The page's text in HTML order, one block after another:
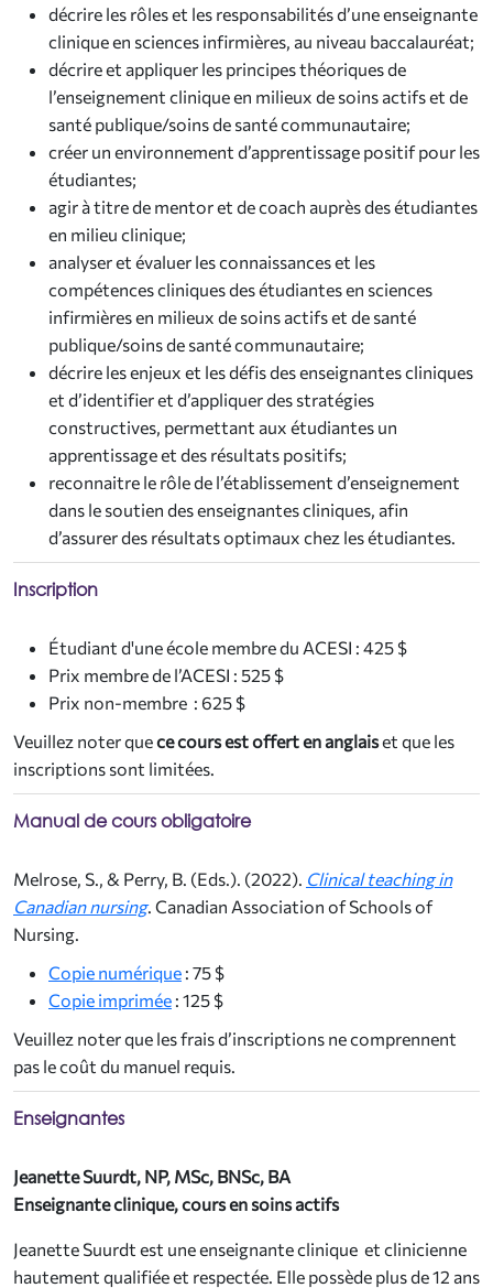
décrire les rôles et les responsabilités d’une enseignante
clinique en sciences infirmières, au niveau baccalauréat;
décrire et appliquer les principes théoriques de
l’enseignement clinique en milieux de soins actifs et de
santé publique/soins de santé communautaire;
créer un environnement d’apprentissage positif pour les
étudiantes;
agir à titre de mentor et de coach auprès des étudiantes
en milieu clinique;
analyser et évaluer les connaissances et les
compétences cliniques des étudiantes en sciences
infirmières en milieux de soins actifs et de santé
publique/soins de santé communautaire;
décrire les enjeux et les défis des enseignantes cliniques
et d’identifier et d’appliquer des stratégies
constructives, permettant aux étudiantes un
apprentissage et des résultats positifs;
reconnaitre le rôle de l’établissement d’enseignement
dans le soutien des enseignantes cliniques, afin
d’assurer des résultats optimaux chez les étudiantes.
Inscription
Étudiant d'une école membre du ACESI : 425 $
Prix membre de l’ACESI : 525 $
Prix non-membre : 625 $
Veuillez noter quece cours est offert en anglaiset que les
inscriptions sont limitées.
Manual de cours obligatoire
Melrose, S., & Perry, B. (Eds.). (2022). Clinical teaching in
Canadian nursing. Canadian Association of Schools of
Nursing.
Copie numérique : 75 $
Copie imprimée : 125 $
Veuillez noter que les frais d’inscriptions ne comprennent
pas le coût du manuel requis.
Enseignantes
Jeanette Suurdt, NP, MSc, BNSc, BA
Enseignante clinique, cours en soins actifs
Jeanette Suurdt est une enseignante clinique et clinicienne
hautement qualifiée et respectée. Elle possède plus de 12 ans